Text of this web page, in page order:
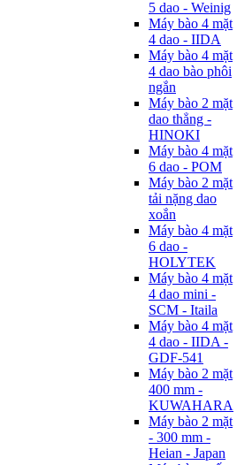
5 dao - Weinig
Máy bào 4 mặt
4 dao - IIDA
Máy bào 4 mặt
4 dao bào phôi
ngắn
Máy bào 2 mặt
dao thẳng -
HINOKI
Máy bào 4 mặt
6 dao - POM
Máy bào 2 mặt
tải nặng dao
xoắn
Máy bào 4 mặt
6 dao -
HOLYTEK
Máy bào 4 mặt
4 dao mini -
SCM - Itaila
Máy bào 4 mặt
4 dao - IIDA -
GDF-541
Máy bào 2 mặt
400 mm -
KUWAHARA
Máy bào 2 mặt
- 300 mm -
Heian - Japan